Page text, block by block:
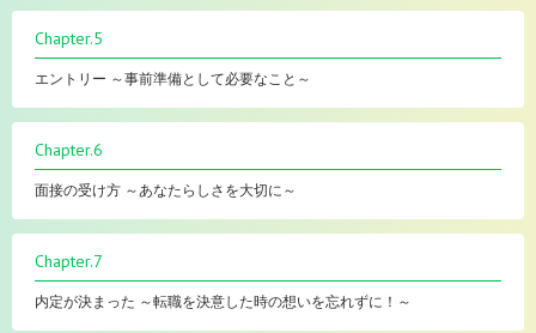
Chapter.5
エントリー ～事前準備として必要なこと～
Chapter.6
面接の受け方 ～あなたらしさを大切に～
Chapter.7
内定が決まった ～転職を決意した時の想いを忘れずに！～